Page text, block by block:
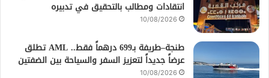
انتقادات ومطالب بالتحقيق في تدبيره
10/08/2026
طنجة–طريفة بـ699 درهماً فقط.. AML تطلق
عرضاً جديداً لتعزيز السفر والسياحة بين الضفتين
10/08/2026